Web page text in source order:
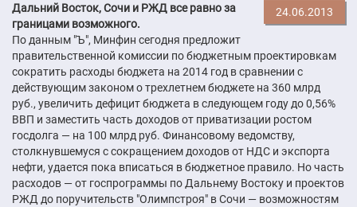
24.06.2013
Дальний Восток, Сочи и РЖД все равно за
границами возможного.
По данным "Ъ", Минфин сегодня предложит
правительственной комиссии по бюджетным проектировкам
сократить расходы бюджета на 2014 год в сравнении с
действующим законом о трехлетнем бюджете на 360 млрд
руб., увеличить дефицит бюджета в следующем году до 0,56%
ВВП и заместить часть доходов от приватизации ростом
госдолга — на 100 млрд руб. Финансовому ведомству,
столкнувшемуся с сокращением доходов от НДС и экспорта
нефти, удается пока вписаться в бюджетное правило. Но часть
расходов — от госпрограммы по Дальнему Востоку и проектов
РЖД до поручительств "Олимпстроя" в Сочи — возможностям